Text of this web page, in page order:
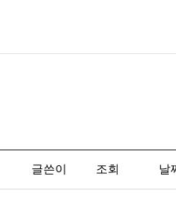
글쓴이 조회 날